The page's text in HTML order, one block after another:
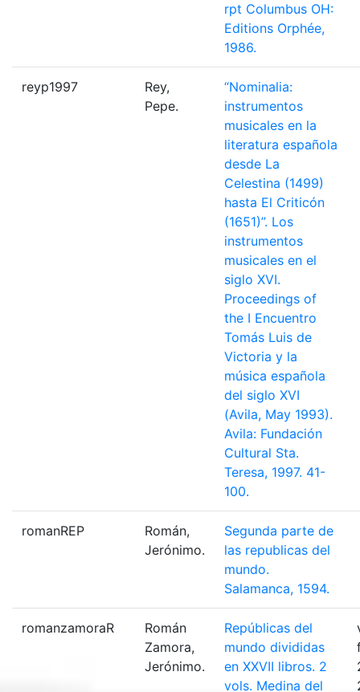
rpt Columbus OH:
Editions Orphée,
1986.
reyp1997
Rey,
Pepe.
“Nominalia:
instrumentos
musicales en la
literatura española
desde La
Celestina (1499)
hasta El Criticón
(1651)”. Los
instrumentos
musicales en el
siglo XVI.
Proceedings of
the I Encuentro
Tomás Luis de
Victoria y la
música española
del siglo XVI
(Avila, May 1993).
Avila: Fundación
Cultural Sta.
Teresa, 1997. 41-
100.
romanREP
Román,
Jerónimo.
Segunda parte de
las republicas del
mundo.
Salamanca, 1594.
romanzamoraR
Román
Zamora,
Jerónimo.
Repúblicas del
mundo divididas
en XXVII libros. 2
vols. Medina del